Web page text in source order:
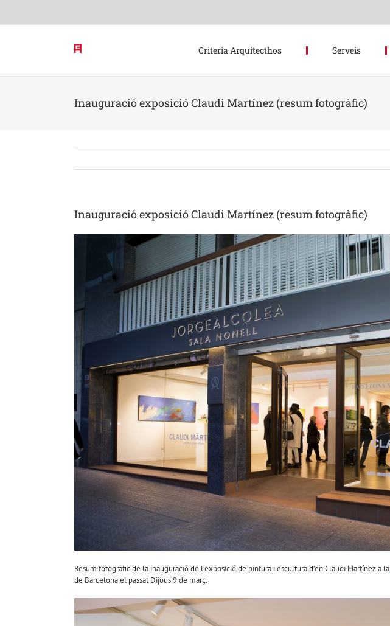
content
Criteria Arquitecthos Serveis
Inauguració exposició Claudi Martínez (resum fotogràfic)
Inauguració exposició Claudi Martínez (resum fotogràfic)
Resum fotogràfic de la inauguració de l’exposició de pintura i escultura d’en Claudi Martínez a la
de Barcelona el passat Dijous 9 de març.